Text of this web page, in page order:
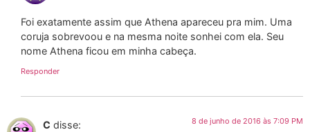
Foi exatamente assim que Athena apareceu pra mim. Uma
coruja sobrevoou e na mesma noite sonhei com ela. Seu
nome Athena ficou em minha cabeça.
Responder
C disse: 8 de junho de 2016 às 7:09 PM